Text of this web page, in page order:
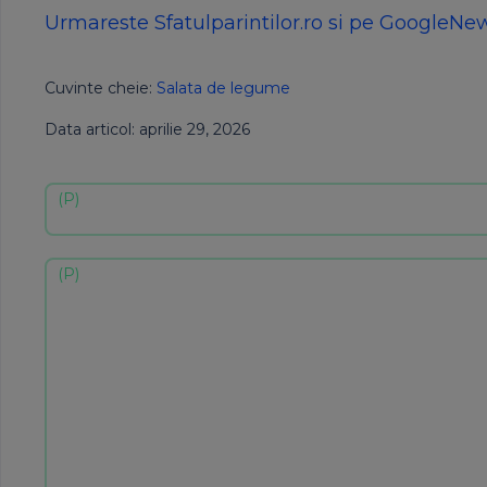
Urmareste Sfatulparintilor.ro si pe
Cuvinte cheie: Salata de legume
Data articol: aprilie 29, 2026